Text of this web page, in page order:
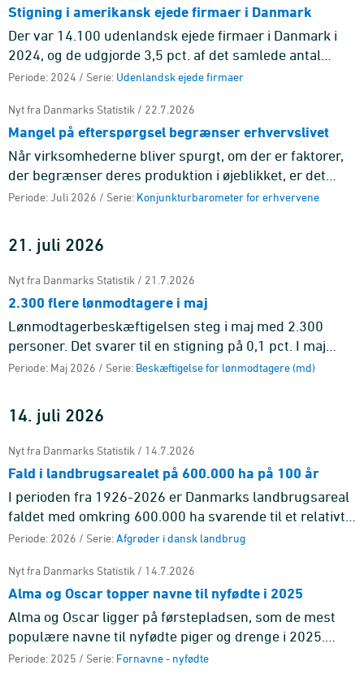
Stigning i amerikansk ejede firmaer i Danmark
Der var 14.100 udenlandsk ejede firmaer i Danmark i
2024, og de udgjorde 3,5 pct. af det samlede antal
firmaer i den markedsrettede sektor i Danmark. Fra
Periode: 2024 / Serie: Udenlandsk ejede firmaer
Nyt fra Danmarks Statistik / 22.7.2026
Mangel på efterspørgsel begrænser erhvervslivet
Når virksomhederne bliver spurgt, om der er faktorer,
der begrænser deres produktion i øjeblikket, er det
mangel på efterspørgsel, der er den mest udbredte
Periode: Juli 2026 / Serie: Konjunkturbarometer for erhvervene
21. juli 2026
Nyt fra Danmarks Statistik / 21.7.2026
2.300 flere lønmodtagere i maj
Lønmodtagerbeskæftigelsen steg i maj med 2.300
personer. Det svarer til en stigning på 0,1 pct. I maj
havde 3.087.900 personer et lønmodtagerjob.
Periode: Maj 2026 / Serie: Beskæftigelse for lønmodtagere (md)
14. juli 2026
Nyt fra Danmarks Statistik / 14.7.2026
Fald i landbrugsarealet på 600.000 ha på 100 år
I perioden fra 1926-2026 er Danmarks landbrugsareal
faldet med omkring 600.000 ha svarende til et relativt
fald på 19 pct. Landbrugsarealet toppede i 1938 med
Periode: 2026 / Serie:Afgrøder i dansk landbrug
Nyt fra Danmarks Statistik / 14.7.2026
Alma og Oscar topper navne til nyfødte i 2025
Alma og Oscar ligger på førstepladsen, som de mest
populære navne til nyfødte piger og drenge i 2025.
Begge navne har været på førstepladsen før.
Periode: 2025 / Serie: Fornavne - nyfødte